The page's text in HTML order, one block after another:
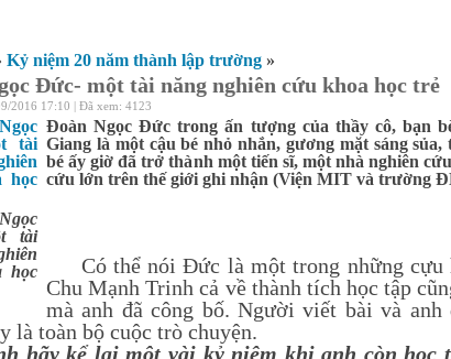
Kỷ niệm 20 năm thành lập trường »
Đức- một tài năng nghiên cứu khoa học trẻ
2016 17:10 | Đã xem: 4123
tài
học
Đoàn Ngọc Đức trong ấn tượng của thầy cô, bạn
Giang là một cậu bé nhỏ nhắn, gương mặt sáng
bé ấy giờ đã trở thành một tiến sĩ, một nhà nghiên
cứu lớn trên thế giới ghi nhận (Viện MIT và trường
Có thể nói Đức là một trong những cựu
Chu Mạnh Trinh cả về thành tích học tập
mà anh đã công bố. Người viết bài và
là toàn bộ cuộc trò chuyện.
kể lại một vài kỷ niệm khi anh còn học